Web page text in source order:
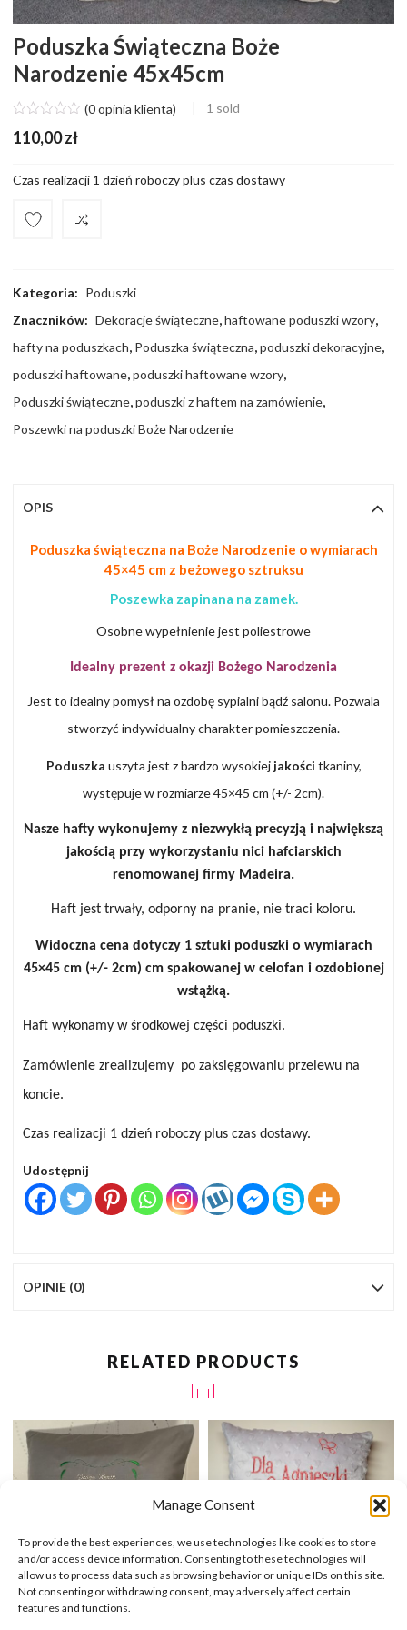
Manage Consent
To provide the best experiences, we use technologies like cookies to store
and/or access device information. Consenting to these technologies will
allow us to process data such as browsing behavior or unique IDs on this site.
Not consenting or withdrawing consent, may adversely affect certain
features and functions.
Poduszka Świąteczna Boże
Narodzenie 45x45cm
(0opinia klienta) 1 sold
110,00zł
Czas realizacji 1 dzień roboczy plus czas dostawy
Kategoria: Poduszki
Znaczników: Dekoracje świąteczne,haftowane poduszki wzory,
hafty na poduszkach, Poduszka świąteczna,poduszki dekoracyjne,
poduszki haftowane,poduszki haftowane wzory,
Poduszki świąteczne,poduszki z haftem na zamówienie,
Poszewki na poduszki Boże Narodzenie
OPIS
Poduszka świąteczna na Boże Narodzenie o wymiarach
45×45 cm z beżowego sztruksu
Poszewka zapinana na zamek.
Osobne wypełnienie jest poliestrowe
Idealny prezent z okazji Bożego Narodzenia
Jest to idealny pomysł na ozdobę sypialni bądź salonu. Pozwala
stworzyć indywidualny charakter pomieszczenia.
Poduszka uszyta jest z bardzo wysokiej jakości tkaniny,
występuje w rozmiarze 45×45 cm (+/- 2cm).
Nasze hafty wykonujemy z niezwykłą precyzją i największą
jakością przy wykorzystaniu nici hafciarskich
renomowanej firmy Madeira.
Haft jest trwały, odporny na pranie, nie traci koloru.
Widoczna cena dotyczy 1 sztukipoduszki o wymiarach
45×45 cm (+/- 2cm) cm spakowanej w celofan i ozdobionej
wstążką.
Haft wykonamy w środkowej części poduszki.
Zamówienie zrealizujemy po zaksięgowaniu przelewu na
koncie.
Czas realizacji 1 dzień roboczy plus czas dostawy.
Udostępnij
OPINIE (0)
RELATED PRODUCTS